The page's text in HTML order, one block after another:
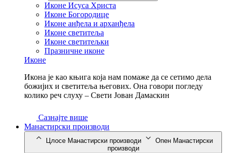
Иконе Исуса Христа
Иконе Богородице
Иконе анђела и арханђела
Иконе светитеља
Иконе светитељки
Празничне иконе
Иконе
Икона је као књига која нам помаже да се сетимо дела
божијих и светитеља његових. Она говори погледу
колико реч слуху – Свети Јован Дамаскин
Сазнајте више
Манастирски производи
Цлосе Манастирски производи
Опен Манастирски
производи